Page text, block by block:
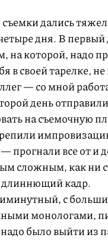
дались
дня. В первый
на которой, надо
в своей тарелке,
— со мной
день
на съемочную
прогнали все от и
сложным, как ни
длиннющий кадр.
с
монологами,
было выйти из